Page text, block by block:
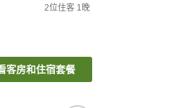
2位住客 1晚
客房和住宿套餐